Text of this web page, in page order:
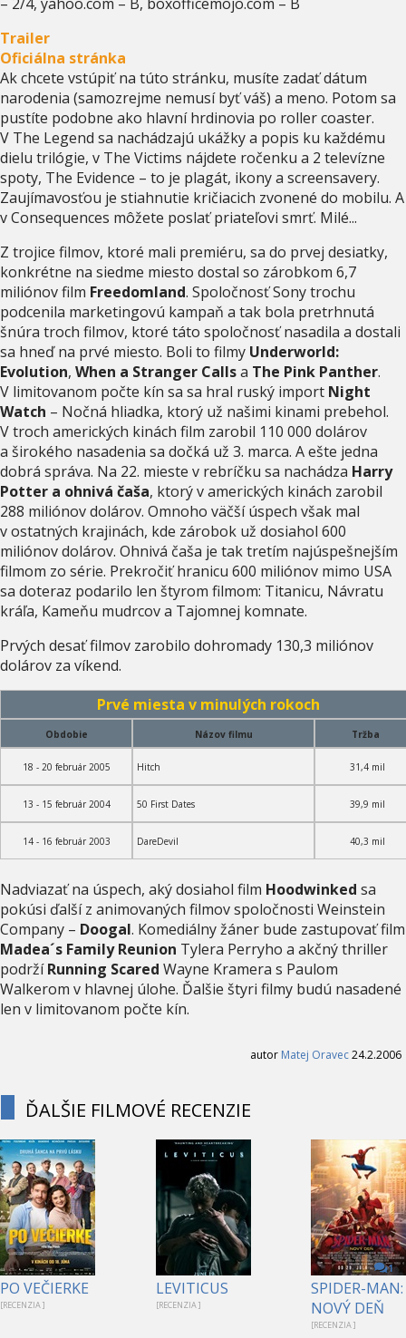
Trailer
Oficiálna stránka
Ak chcete vstúpiť na túto stránku, musíte zadať dátum
narodenia (samozrejme nemusí byť váš) a meno. Potom sa
pustíte podobne ako hlavní hrdinovia po roller coaster.
V The Legend sa nachádzajú ukážky a popis ku každému
dielu trilógie, v The Victims nájdete ročenku a 2 televízne
spoty, The Evidence – to je plagát, ikony a screensavery.
Zaujímavosťou je stiahnutie kričiacich zvonené do mobilu. A
v Consequences môžete poslať priateľovi smrť. Milé...
Z trojice filmov, ktoré mali premiéru, sa do prvej desiatky,
konkrétne na siedme miesto dostal so zárobkom 6,7
miliónov film Freedomland. Spoločnosť Sony trochu
podcenila marketingovú kampaň a tak bola pretrhnutá
šnúra troch filmov, ktoré táto spoločnosť nasadila a dostali
sa hneď na prvé miesto. Boli to filmy Underworld:
Evolution, When a Stranger Callsa The Pink Panther.
V limitovanom počte kín sa sa hral ruský import Night
Watch – Nočná hliadka, ktorý už našimi kinami prebehol.
V troch amerických kinách film zarobil 110 000 dolárov
a širokého nasadenia sa dočká už 3. marca. A ešte jedna
dobrá správa. Na 22. mieste v rebríčku sa nachádza Harry
Potter a ohnivá čaša, ktorý v amerických kinách zarobil
288 miliónov dolárov. Omnoho väčší úspech však mal
v ostatných krajinách, kde zárobok už dosiahol 600
miliónov dolárov. Ohnivá čaša je tak tretím najúspešnejším
filmom zo série. Prekročiť hranicu 600 miliónov mimo USA
sa doteraz podarilo len štyrom filmom: Titanicu, Návratu
kráľa, Kameňu mudrcov a Tajomnej komnate.
Prvých desať filmov zarobilo dohromady 130,3 miliónov
dolárov za víkend.
Prvé miesta v minulých rokoch
Obdobie Názov filmu Tržba
18 - 20 február 2005 Hitch 31,4 mil
13 - 15 február 2004 50 First Dates 39,9 mil
14 - 16 február 2003 DareDevil 40,3 mil
Nadviazať na úspech, aký dosiahol film Hoodwinked sa
pokúsi ďalší z animovaných filmov spoločnosti Weinstein
Company – Doogal. Komediálny žáner bude zastupovať film
Madea´s Family Reunion Tylera Perryho a akčný thriller
podržíRunning Scared Wayne Kramera s Paulom
Walkerom v hlavnej úlohe. Ďalšie štyri filmy budú nasadené
len v limitovanom počte kín.
autor Matej Oravec24.2.2006
ĎALŠIE FILMOVÉ RECENZIE
PO VEČIERKE
[RECENZIA ]
LEVITICUS
[RECENZIA ]
1
SPIDER-MAN:
NOVÝ DEŇ
[RECENZIA ]